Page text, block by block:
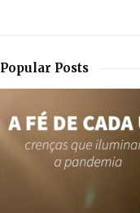
Popular Posts